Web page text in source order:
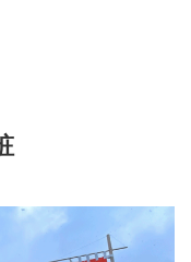
知られて
には数百
山7/16の
、当店当
中に霊夢
山鉾巡行
東御
あり